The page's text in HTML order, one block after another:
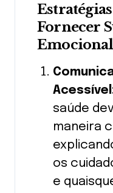
Fornecer
Emocional
saúde
maneira
os
e